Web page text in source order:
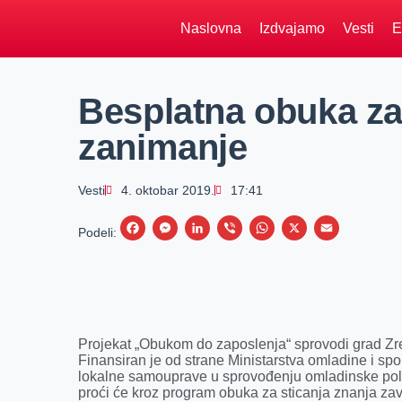
Naslovna Izdvajamo Vesti
Besplatna obuka
zanimanje
Vesti 4. oktobar 2019. 17:41
Podeli:
F
o
o
M
n
g
L
d
I
V
W
A
p
X
Projekat „Obukom do zaposlenja“ sprovodi grad
Finansiran je od strane Ministarstva omladine i
lokalne samouprave u sprovođenju omladinske
proći će kroz program obuka za sticanja znanja